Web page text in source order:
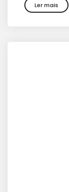
Ler mais